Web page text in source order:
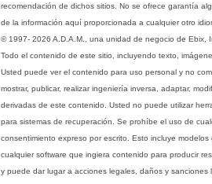
recomendación de dichos sitios. No se ofrece garantía
de la información aquí proporcionada a cualquier otro
© 1997- 2026 A.D.A.M., una unidad de negocio de Ebix,
Todo el contenido de este sitio, incluyendo texto,
Usted puede ver el contenido para uso personal y no
mostrar, publicar, realizar ingeniería inversa, adaptar,
derivadas de este contenido. Usted no puede utilizar
para sistemas de recuperación. Se prohíbe el uso de
consentimiento expreso por escrito. Esto incluye
cualquier software que ingiera contenido para producir
y puede dar lugar a acciones legales, daños y